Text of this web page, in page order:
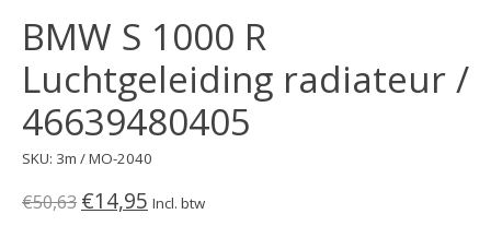
BMW S 1000 R
Luchtgeleiding radiateur /
46639480405
SKU: 3m / MO-2040
€50,63 €14,95 Incl. btw